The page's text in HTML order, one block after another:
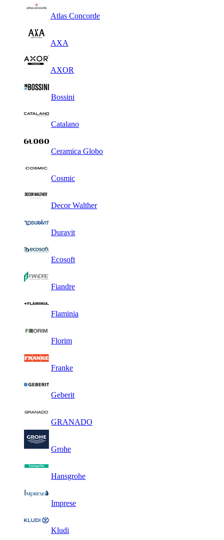
Atlas Concorde
AXA
AXOR
Bossini
Catalano
Ceramica Globo
Cosmic
Decor Walther
Duravit
Ecosoft
Fiandre
Flaminia
Florim
Franke
Geberit
GRANADO
Grohe
Hansgrohe
Imprese
Kludi